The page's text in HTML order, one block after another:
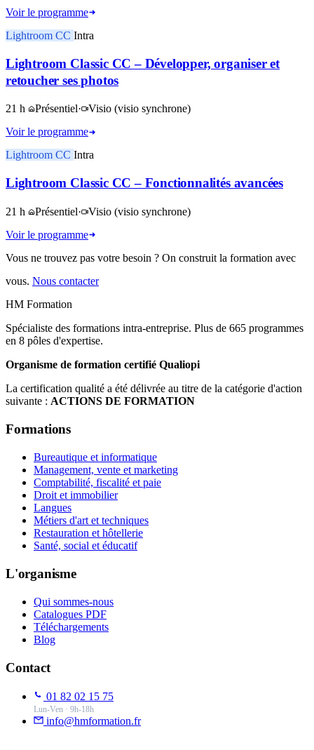
Voir le programme
Lightroom CC Intra
Lightroom Classic CC – Développer, organiser et
retoucher ses photos
21 h Présentiel· Visio (visio synchrone)
Voir le programme
Lightroom CC Intra
Lightroom Classic CC – Fonctionnalités avancées
21 h Présentiel· Visio (visio synchrone)
Voir le programme
Vous ne trouvez pas votre besoin ? On construit la formation avec
vous. Nous contacter
HM Formation
Spécialiste des formations intra-entreprise. Plus de 665 programmes
en 8 pôles d'expertise.
Organisme de formation certifié Qualiopi
La certification qualité a été délivrée au titre de la catégorie d'action
suivante : ACTIONS DE FORMATION
Formations
Bureautique et informatique
Management, vente et marketing
Comptabilité, fiscalité et paie
Droit et immobilier
Langues
Métiers d'art et techniques
Restauration et hôtellerie
Santé, social et éducatif
L'organisme
Qui sommes-nous
Catalogues PDF
Téléchargements
Blog
Contact
01 82 02 15 75
Lun-Ven · 9h-18h
info@hmformation.fr